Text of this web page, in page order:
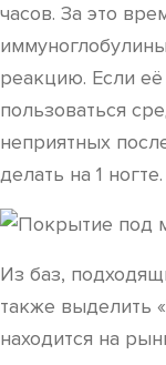
часов. За это
реакцию. Если
пользоваться
неприятных
делать на 1 ногте.
Из баз,
также выделить
находится на